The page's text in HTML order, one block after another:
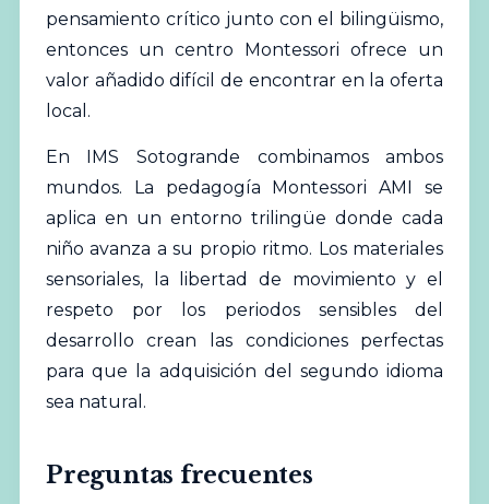
pensamiento crítico junto con el bilingüismo,
entonces un centro Montessori ofrece un
valor añadido difícil de encontrar en la oferta
local.
En IMS Sotogrande combinamos ambos
mundos. La pedagogía Montessori AMI se
aplica en un entorno trilingüe donde cada
niño avanza a su propio ritmo. Los materiales
sensoriales, la libertad de movimiento y el
respeto por los periodos sensiblesdel
desarrollo crean las condiciones perfectas
para que la adquisición del segundo idioma
sea natural.
Preguntas frecuentes